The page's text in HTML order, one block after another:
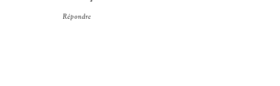
Répondre